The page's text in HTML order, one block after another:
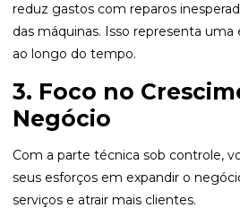
reduz gastos com reparos
das máquinas. Isso representa
ao longo do tempo.
3. Foco no
Negócio
Com a parte técnica sob controle,
seus esforços em expandir o
serviços e atrair mais clientes.